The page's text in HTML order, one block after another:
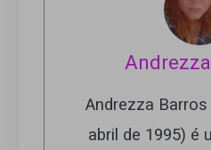
Andrezza
abril de 1995) é